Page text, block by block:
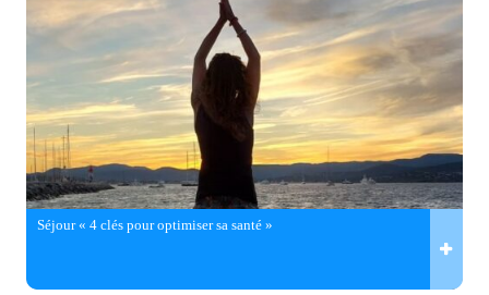
Séjour « 4 clés pour optimiser sa santé »